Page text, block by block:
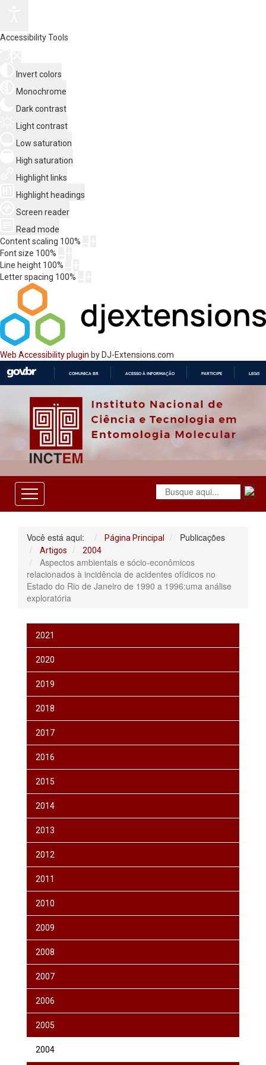
Accessibility Tools
Invert colors
Monochrome
Dark contrast
Light contrast
Low saturation
High saturation
Highlight links
Highlight headings
Screen reader
Read mode
Content scaling 100%
Font size 100%
Line height 100%
Letter spacing 100%
Web Accessibility plugin by DJ-Extensions.com
O
COMUNICA BR ACESSO À INFORMAÇÃO PARTICIPE
Você está aqui: Página Principal Publicações
Artigos 2004
Aspectos ambientais e sócio-econômicos
relacionados à incidência de acidentes ofídicos no
Estado do Rio de Janeiro de 1990 a 1996:uma análise
exploratória
2021
2020
2019
2018
2017
2016
2015
2014
2013
2012
2011
2010
2009
2008
2007
2006
2005
2004